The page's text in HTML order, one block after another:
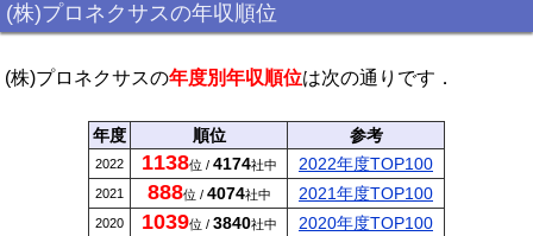
(株)プロネクサスの年収順位
(株)プロネクサスの年度別年収順位は次の通りです．
年度 順位 参考
2022 1138位 / 4174社中 2022年度TOP100
2021 888位 / 4074社中 2021年度TOP100
2020 1039位 / 3840社中 2020年度TOP100